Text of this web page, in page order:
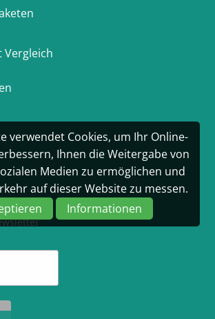
verwendet Cookies, um Ihr Online-
Ihnen die Weitergabe von
Medien zu ermöglichen und
auf dieser Website zu messen.
Informationen